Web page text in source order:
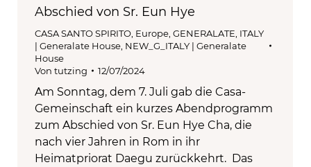
Abschied von Sr. Eun Hye
CASA SANTO SPIRITO Europe GENERALATE ITALY
| Generalate House NEW_G_ITALY | Generalate
House
Von tutzing 12/07/2024
Am Sonntag, dem 7. Juli gab die Casa-
Gemeinschaft ein kurzes Abendprogramm
zum Abschied von Sr. Eun Hye Cha, die
nach vier Jahren in Rom in ihr
Heimatpriorat Daegu zurückkehrt. Das